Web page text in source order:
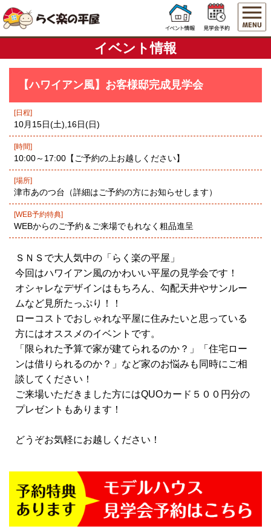
イベント情報
【ハワイアン風】お客様邸完成見学会
[日程]
10月15日(土),16日(日)
[時間]
10:00～17:00【ご予約の上お越しください】
[場所]
津市あのつ台（詳細はご予約の方にお知らせします）
[WEB予約特典]
WEBからのご予約＆ご来場でもれなく粗品進呈
ＳＮＳで大人気中の「らく楽の平屋」
今回はハワイアン風のかわいい平屋の見学会です！
オシャレなデザインはもちろん、勾配天井やサンルー
ムなど見所たっぷり！！
ローコストでおしゃれな平屋に住みたいと思っている
方にはオススメのイベントです。
「限られた予算で家が建てられるのか？」「住宅ロー
ンは借りられるのか？」など家のお悩みも同時にご相
談してください！
ご来場いただきました方にはQUOカード５００円分の
プレゼントもあります！
どうぞお気軽にお越しください！